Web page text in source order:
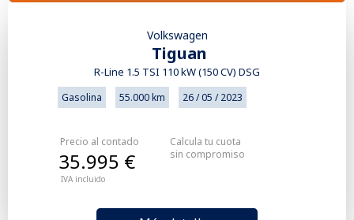
Volkswagen
Tiguan
R-Line 1.5 TSI 110 kW (150 CV) DSG
Gasolina 55.000 km 26 / 05 / 2023
Precio al contado
IVA incluido
35.995 €
Calcula tu cuota
sin compromiso